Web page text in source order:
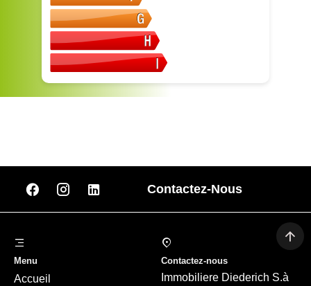
Contactez-Nous
Menu
Accueil
Contactez-nous
Immobiliere Diederich S.à